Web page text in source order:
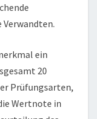
ein
20
Prüfungsarten,
Wertnote in